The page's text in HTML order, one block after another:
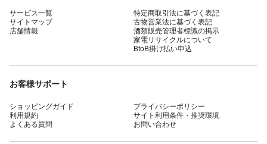
サービス一覧
サイトマップ
店舗情報
特定商取引法に基づく表記
古物営業法に基づく表記
酒類販売管理者標識の掲示
家電リサイクルについて
BtoB掛け払い申込
お客様サポート
ショッピングガイド
利用規約
よくある質問
プライバシーポリシー
サイト利用条件・推奨環境
お問い合わせ